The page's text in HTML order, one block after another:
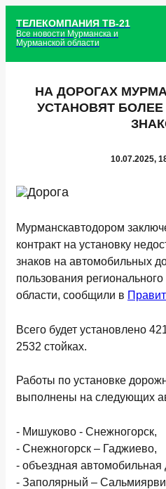
ТЕЛЕКОМПАНИЯ ТВ-21
Все новости Мурманска и
Мурманской области
НА ДОРОГАХ
УСТАНОВЯТ
10.07.2025,
Мурманскавтодором
контракт на установку
знаков на автомобильных
пользования
области, сообщили в
Всего будет установлено
2532 стойках.
Работы по установке
выполнены на следующих
- Мишуково - Снежногорск,
- Снежногорск – Гаджиево,
- объездная автомобильная
- Заполярный –